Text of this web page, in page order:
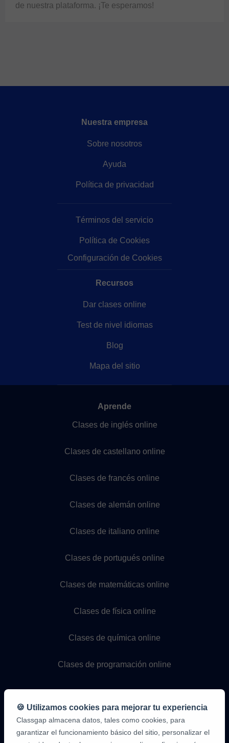
de nuestra plataforma. ¡Te esperamos!
Nuestra empresa
Sobre nosotros
Ayuda
Política de privacidad
Términos del servicio
Política de Cookies
Configuración de Cookies
Recursos
Dar clases online
Test de nivel idiomas
Blog
Mapa del sitio
Aprende
Clases de inglés online
Clases de castellano online
Clases de francés online
Clases de alemán online
Clases de italiano online
Clases de portugués online
Clases de matemáticas online
Clases de física online
Clases de química online
Clases de programación online
🍪 Utilizamos cookies para mejorar tu experiencia
Classgap almacena datos, tales como cookies, para
garantizar el funcionamiento básico del sitio, personalizar el